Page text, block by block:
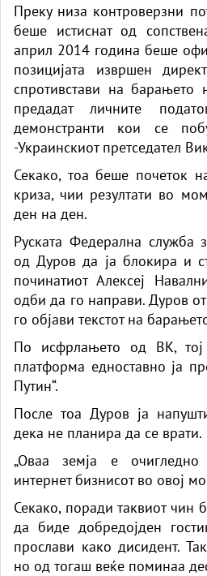
Преку низа контроверзни
беше истиснат од
април 2014 година беше
позицијата извршен
спротивстави на барањето
предадат личните
демонстранти кои се
-Украинскиот претседател
Секако, тоа беше почеток
криза, чии резултати во
ден на ден.
Руската Федерална служба
од Дуров да ја блокира и
починатиот Алексеј
одби да го направи. Дуров
го објави текстот на
По исфрлањето од ВК, тој
платформа едноставно ја
Путин“.
После тоа Дуров ја
дека не планира да се врати.
„Оваа земја е очигледно
интернет бизнисот во овој
Секако, поради таквиот чин
да биде добредојден
прослави како дисидент.
но од тогаш веќе поминаа